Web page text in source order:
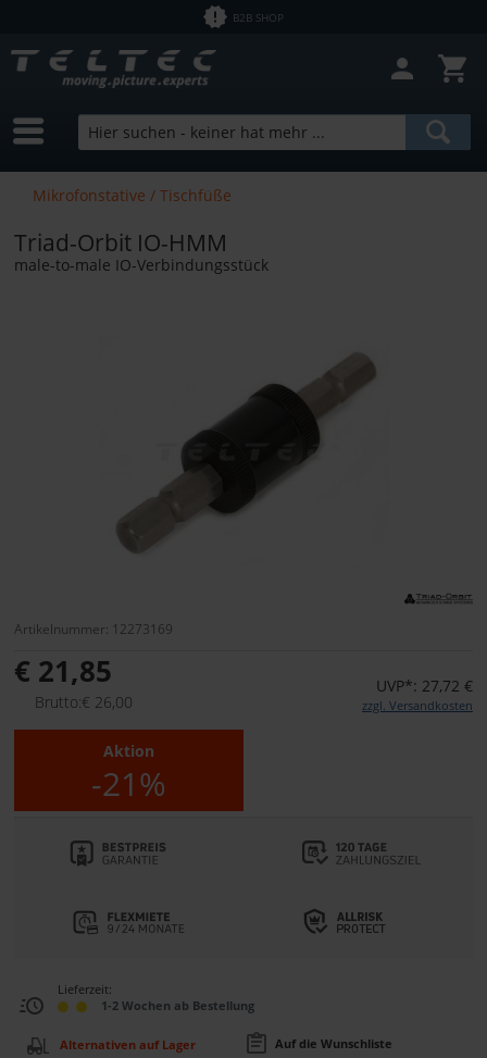
B2B SHOP
Mikrofonstative / Tischfüße
Triad-Orbit IO-HMM
male-to-male IO-Verbindungsstück
Artikelnummer: 12273169
€ 21,85
Brutto:€ 26,00
UVP*: 27,72 €
zzgl. Versandkosten
Aktion
-21%
Lieferzeit:
1-2 Wochen ab Bestellung
Alternativen auf Lager Auf die Wunschliste